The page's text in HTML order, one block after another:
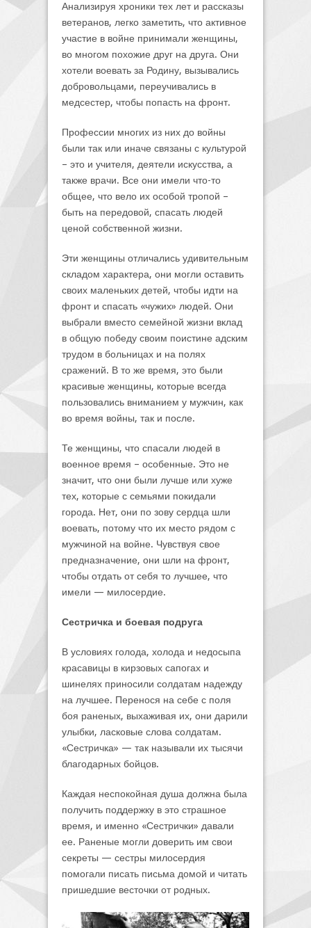
Анализируя хроники тех лет и рассказы
ветеранов, легко заметить, что активное
участие в войне принимали женщины,
во многом похожие друг на друга. Они
хотели воевать за Родину, вызывались
добровольцами, переучивались в
медсестер, чтобы попасть на фронт.
Профессии многих из них до войны
были так или иначе связаны с культурой
– это и учителя, деятели искусства, а
также врачи. Все они имели что-то
общее, что вело их особой тропой –
быть на передовой, спасать людей
ценой собственной жизни.
Эти женщины отличались удивительным
складом характера, они могли оставить
своих маленьких детей, чтобы идти на
фронт и спасать «чужих» людей. Они
выбрали вместо семейной жизни вклад
в общую победу своим поистине адским
трудом в больницах и на полях
сражений. В то же время, это были
красивые женщины, которые всегда
пользовались вниманием у мужчин, как
во время войны, так и после.
Те женщины, что спасали людей в
военное время – особенные. Это не
значит, что они были лучше или хуже
тех, которые с семьями покидали
города. Нет, они по зову сердца шли
воевать, потому что их место рядом с
мужчиной на войне. Чувствуя свое
предназначение, они шли на фронт,
чтобы отдать от себя то лучшее, что
имели — милосердие.
Сестричка и боевая подруга
В условиях голода, холода и недосыпа
красавицы в кирзовых сапогах и
шинелях приносили солдатам надежду
на лучшее. Перенося на себе с поля
боя раненых, выхаживая их, они дарили
улыбки, ласковые слова солдатам.
«Сестричка» — так называли их тысячи
благодарных бойцов.
Каждая неспокойная душа должна была
получить поддержку в это страшное
время, и именно «Сестрички» давали
ее. Раненые могли доверить им свои
секреты — сестры милосердия
помогали писать письма домой и читать
пришедшие весточки от родных.